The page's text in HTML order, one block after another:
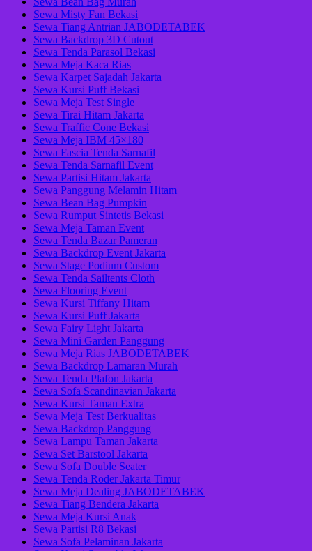
Sewa Misty Fan Bekasi
Sewa Tiang Antrian JABODETABEK
Sewa Backdrop 3D Cutout
Sewa Tenda Parasol Bekasi
Sewa Meja Kaca Rias
Sewa Karpet Sajadah Jakarta
Sewa Kursi Puff Bekasi
Sewa Meja Test Single
Sewa Tirai Hitam Jakarta
Sewa Traffic Cone Bekasi
Sewa Meja IBM 45×180
Sewa Fascia Tenda Sarnafil
Sewa Tenda Sarnafil Event
Sewa Partisi Hitam Jakarta
Sewa Panggung Melamin Hitam
Sewa Bean Bag Pumpkin
Sewa Rumput Sintetis Bekasi
Sewa Meja Taman Event
Sewa Tenda Bazar Pameran
Sewa Backdrop Event Jakarta
Sewa Stage Podium Custom
Sewa Tenda Sailtents Cloth
Sewa Flooring Event
Sewa Kursi Tiffany Hitam
Sewa Kursi Puff Jakarta
Sewa Fairy Light Jakarta
Sewa Mini Garden Panggung
Sewa Meja Rias JABODETABEK
Sewa Backdrop Lamaran Murah
Sewa Tenda Plafon Jakarta
Sewa Sofa Scandinavian Jakarta
Sewa Kursi Taman Extra
Sewa Meja Test Berkualitas
Sewa Backdrop Panggung
Sewa Lampu Taman Jakarta
Sewa Set Barstool Jakarta
Sewa Sofa Double Seater
Sewa Tenda Roder Jakarta Timur
Sewa Meja Dealing JABODETABEK
Sewa Tiang Bendera Jakarta
Sewa Meja Kursi Anak
Sewa Partisi R8 Bekasi
Sewa Sofa Pelaminan Jakarta